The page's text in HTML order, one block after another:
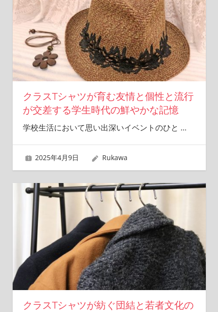
クラスTシャツが育む友情と個性と流行
が交差する学生時代の鮮やかな記憶
学校生活において思い出深いイベントのひと …
2025年4月9日 Rukawa
クラスTシャツが紡ぐ団結と若者文化の